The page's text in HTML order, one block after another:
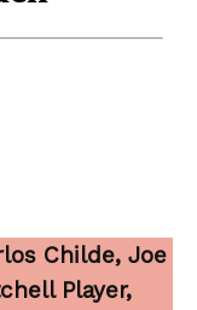
Childe, Joe
Player,